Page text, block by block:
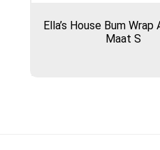
Ella’s House Bum Wrap
Maat S